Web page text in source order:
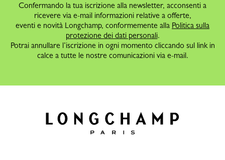
Confermando la tua iscrizione alla newsletter, acconsenti a
ricevere via e-mail informazioni relative a offerte,
eventi e novità Longchamp, conformemente alla Politica sulla
protezione dei dati personali.
Potrai annullare l’iscrizione in ogni momento cliccando sul link in
calce a tutte le nostre comunicazioni via e-mail.